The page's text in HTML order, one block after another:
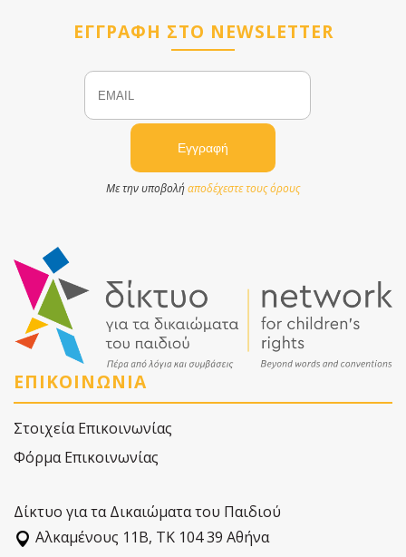
ΕΓΓΡΑΦΗ ΣΤΟ NEWSLETTER
Email
Με την υποβολήαποδέχεστε τους όρους
ΕΠΙΚΟΙΝΩΝΙΑ
Στοιχεία Επικοινωνίας
Φόρμα Επικοινωνίας
Δίκτυο για τα Δικαιώματα του Παιδιού
Αλκαµένους 11Β, ΤΚ 104 39 Αθήνα